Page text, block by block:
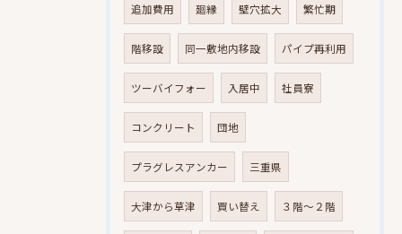
追加費用 廻縁 壁穴拡大 繁忙期
階移設 同一敷地内移設 パイプ再利用
ツーバイフォー 入居中 社員寮
コンクリート 団地
プラグレスアンカー 三重県
大津から草津 買い替え ３階～２階